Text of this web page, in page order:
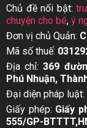
Chủ đề nổi bật:
chuyện cho bé, ý
Đơn vị chủ Quản:
Mã số thuế:
Địa chỉ:369
Phú Nhuận,
Đại diện pháp luật:
Giấy phép: Giấy
555/GP-